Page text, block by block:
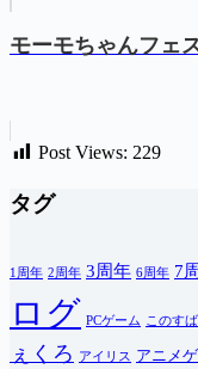
モーモちゃんフェ
Post Views: 229
タグ
1周年 2周年 3周年 6周年 7
ログ PCゲーム このすば
ぇくろ
アイリス アニメ